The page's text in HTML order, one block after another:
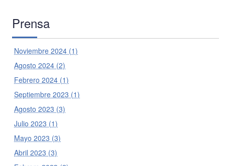
Prensa
Noviembre 2024 (1)
Agosto 2024 (2)
Febrero 2024 (1)
Septiembre 2023 (1)
Agosto 2023 (3)
Julio 2023 (1)
Mayo 2023 (3)
Abril 2023 (3)